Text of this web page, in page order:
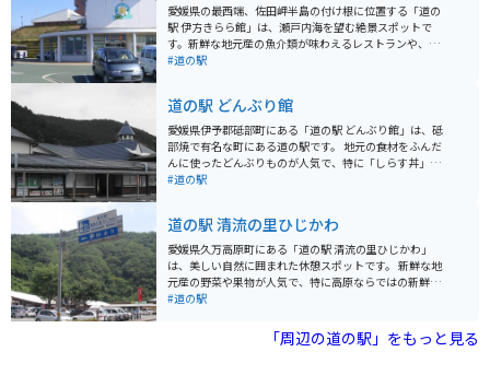
愛媛県の最西端、佐田岬半島の付け根に位置する「道の
駅 伊方きらら館」は、瀬戸内海を望む絶景スポットで
す。新鮮な地元産の魚介類が味わえるレストランや、柑
橘類をはじめとした特産品販売コーナーが人気です。 ツ
す。佐田岬半島は「四国カルスト」に続くワインディン
グロードが続く、バイク乗りにとって人気のエリアで
す。 名産品としては、伊方産の柑橘類はもちろんのこ
と、地元で水揚げされた新鮮な魚介類を使った加工品も
人気です。中でも、じゃこ天や鯛めしはぜひ味わいたい
一品と言えるでしょう。
#道の駅
道の駅 どんぶり館
愛媛県伊予郡砥部町にある「道の駅 どんぶり館」は、砥
部焼で有名な町にある道の駅です。 地元の食材をふんだ
んに使ったどんぶりものが人気で、特に「しらす丼」や
「伊予牛丼」がおすすめです。 お土産には、美しい砥部
いるので安心です。 周辺には、砥部焼の窯元が点在して
おり、 pottery体験なども楽しめます。 また、少し足を
延ばせば、美しい渓谷美が楽しめる「面河渓」もおすす
めです。
#道の駅
道の駅 清流の里ひじかわ
愛媛県久万高原町にある「道の駅 清流の里ひじかわ」
は、美しい自然に囲まれた休憩スポットです。 新鮮な地
元産の野菜や果物が人気で、特に高原ならではの新鮮な
空気と味わいは多くの人を魅了しています。 レストラン
す。 周辺には、キャンプ場や温泉施設などもあり、自然
を満喫したいツーリングにも最適なエリアです。 愛媛県
#道の駅
「周辺の道の駅」をもっと見る